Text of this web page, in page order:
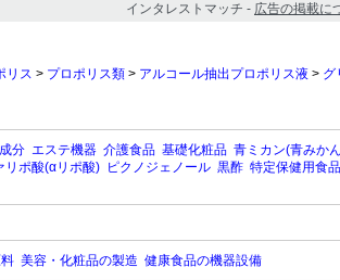
インタレストマッチ - 広告の掲載に
リス > プロポリス類 > アルコール抽出プロポリス液 > グ
分 エステ機器 介護食品 基礎化粧品 青ミカン(青みか
リポ酸(αリポ酸) ピクノジェノール 黒酢 特定保健用食
美容・化粧品の製造 健康食品の機器設備